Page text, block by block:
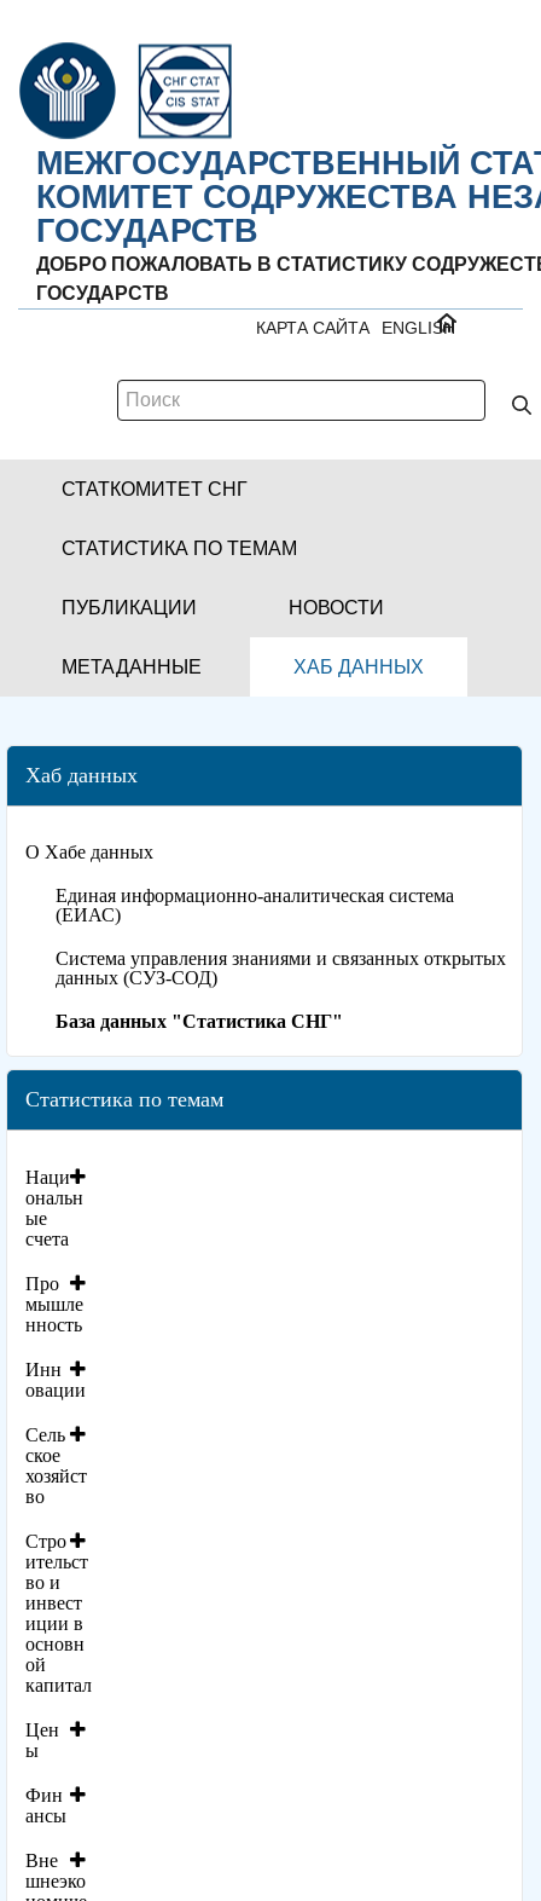
МЕЖГОСУДАРСТВЕННЫЙ
КОМИТЕТ СОДРУЖЕСТВА
ГОСУДАРСТВ
ДОБРО ПОЖАЛОВАТЬ В СТАТИСТИКУ
ГОСУДАРСТВ
ENGLISH
КАРТА САЙТА
СТАТКОМИТЕТ СНГ
СТАТИСТИКА ПО ТЕМАМ
ПУБЛИКАЦИИ НОВОСТИ
МЕТАДАННЫЕ ХАБ ДАННЫХ
Хаб данных
О Хабе данных
Единая информационно-аналитическая система
(ЕИАС)
Система управления знаниями и связанных открытых
данных (СУЗ-СОД)
База данных "Статистика СНГ"
Статистика по темам
Наци
ональн
ые
счета
Про
мышле
нность
Инн
овации
Сель
ское
хозяйст
во
Стро
ительст
во и
инвест
иции в
основн
ой
капитал
Цен
ы
Фин
ансы
Вне
шнеэко